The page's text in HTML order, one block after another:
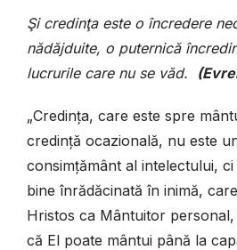
Şi credinţa este o încredere
nădăjduite, o puternică
lucrurile care nu se văd.
„Credința, care este spre
credință ocazională, nu este
consimțământ al intelectului,
bine înrădăcinată în inimă,
Hristos ca Mântuitor
că El poate mântui până la